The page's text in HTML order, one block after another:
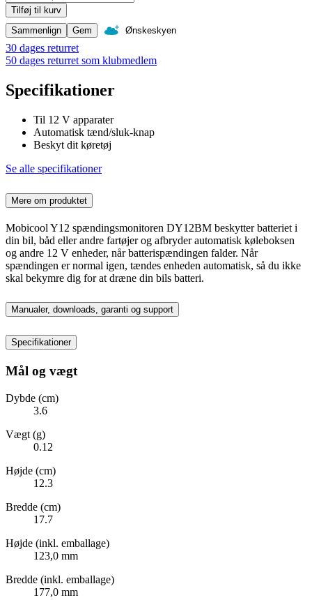
Tilføj til kurv
Sammenlign
Gem Ønskeskyen
30 dages returret
50 dages returret som klubmedlem
Specifikationer
Til 12 V apparater
Automatisk tænd/sluk-knap
Beskyt dit køretøj
Se alle specifikationer
Mere om produktet
Mobicool Y12 spændingsmonitoren DY12BM beskytter batteriet i
din bil, båd eller andre fartøjer og afbryder automatisk køleboksen
og andre 12 V enheder, når batterispændingen falder. Når
spændingen er normal igen, tændes enheden automatisk, så du ikke
skal bekymre dig for at dræne din bils batteri.
Manualer, downloads, garanti og support
Specifikationer
Mål og vægt
Dybde (cm)
3.6
Vægt (g)
0.12
Højde (cm)
12.3
Bredde (cm)
17.7
Højde (inkl. emballage)
123,0 mm
Bredde (inkl. emballage)
177,0 mm